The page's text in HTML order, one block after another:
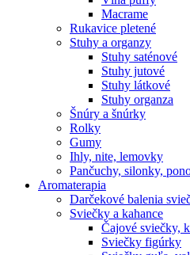
Macrame
Rukavice pletené
Stuhy a organzy
Stuhy saténové
Stuhy jutové
Stuhy látkové
Stuhy organza
Šnúry a šnúrky
Rolky
Gumy
Ihly, nite, lemovky
Pančuchy, silonky,
Aromaterapia
Darčekové balenia
Sviečky a kahance
Čajové sviečky,
Sviečky figúrky